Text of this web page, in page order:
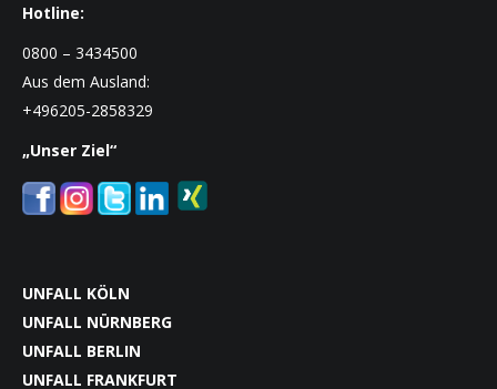
Hotline:
0800 – 3434500
Aus dem Ausland:
+496205-2858329
„Unser Ziel“
UNFALL KÖLN
UNFALL NÜRNBERG
UNFALL BERLIN
UNFALL FRANKFURT